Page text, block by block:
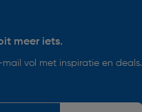
meer iets.
vol met inspiratie en deals.